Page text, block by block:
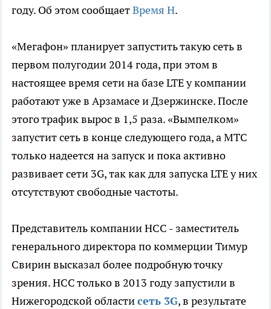
году. Об этом сообщаетВремя Н.
«Мегафон» планирует запустить такую сеть в
первом полугодии 2014 года, при этом в
настоящее время сети на базе LTE у компании
работают уже в Арзамасе и Дзержинске. После
этого трафик вырос в 1,5 раза. «Вымпелком»
запустит сеть в конце следующего года, а МТС
только надеется на запуск и пока активно
развивает сети 3G, так как для запуска LTE у них
отсутствуют свободные частоты.
Представитель компании НСС - заместитель
генерального директора по коммерции Тимур
Свирин высказал более подробную точку
зрения. НСС только в 2013 году запустили в
Нижегородской областисеть 3G, в результате